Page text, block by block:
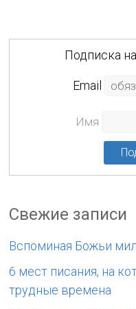
Подписка
Еmail
Имя
Свежие записи
Вспоминая Божьи
6 мест писания, на
трудные времена